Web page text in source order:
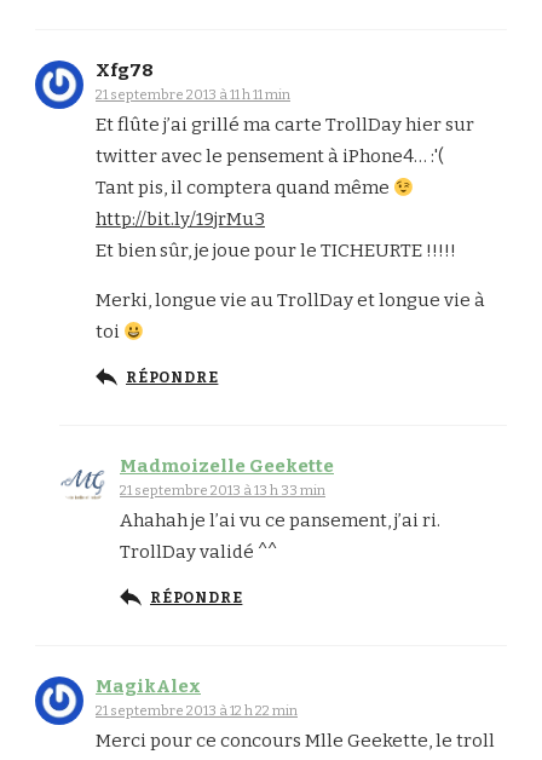
Xfg78
21 septembre 2013 à 11 h 11 min
Et flûte j’ai grillé ma carte TrollDay hier sur
twitter avec le pensement à iPhone4… :'(
Tant pis, il comptera quand même
http://bit.ly/19jrMu3
Et bien sûr, je joue pour le TICHEURTE !!!!!
Merki, longue vie au TrollDay et longue vie à
toi
RÉPONDRE
Madmoizelle Geekette
21 septembre 2013 à 13 h 33 min
Ahahah je l’ai vu ce pansement, j’ai ri.
TrollDay validé ^^
RÉPONDRE
MagikAlex
21 septembre 2013 à 12 h 22 min
Merci pour ce concours Mlle Geekette, le troll